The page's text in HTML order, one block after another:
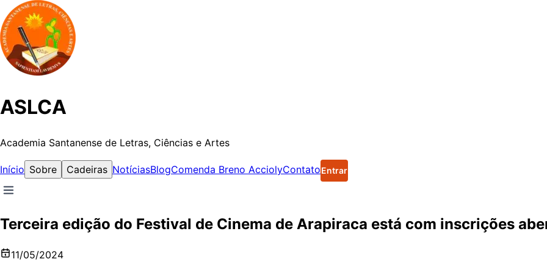
ASLCA
Academia Santanense de Letras, Ciências e Artes
Início Sobre Cadeiras NotíciasBlogComenda Breno AcciolyContatoEntrar
Terceira edição do Festival de Cinema de Arapiraca está com inscrições
11/05/2024